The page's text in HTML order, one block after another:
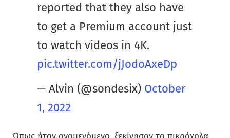
reported that they also have
to get a Premium account just
to watch videos in 4K.
pic.twitter.com/jJodoAxeDp
— Alvin (@sondesix) October
1, 2022